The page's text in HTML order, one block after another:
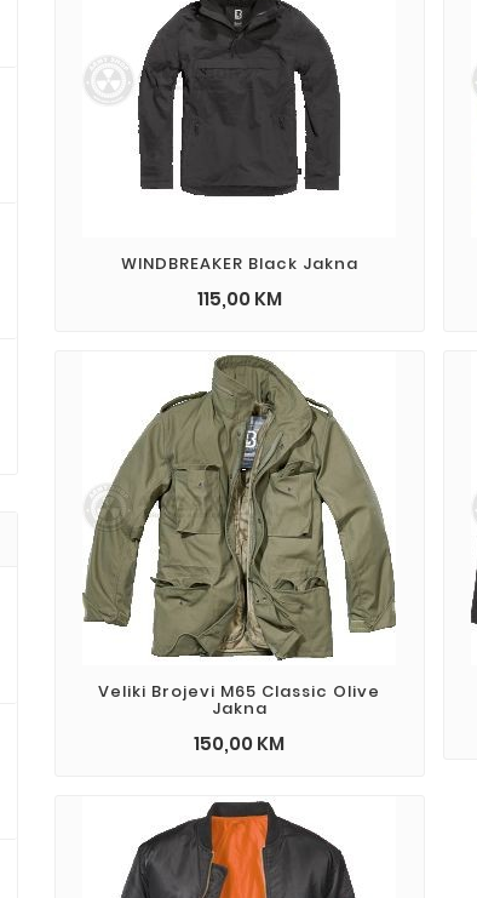
WINDBREAKER Black Jakna
115,00 KM
Veliki Brojevi M65 Classic Olive
Jakna
150,00 KM